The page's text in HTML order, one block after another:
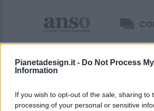
Pianetadesign.it - Do Not Process
Information
If you wish to opt-out of the sale, sharing to
processing of your personal or sensitive